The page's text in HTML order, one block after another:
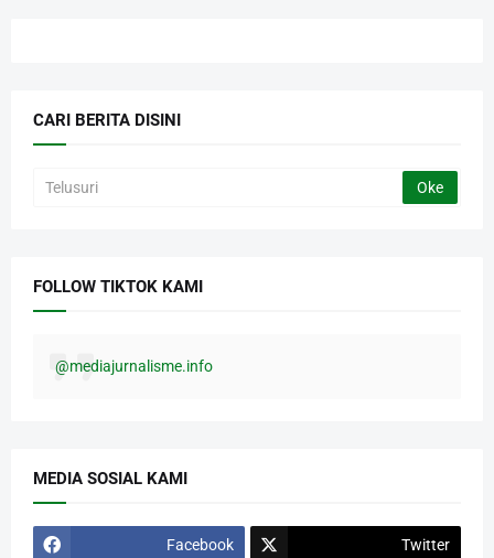
CARI BERITA DISINI
FOLLOW TIKTOK KAMI
@mediajurnalisme.info
MEDIA SOSIAL KAMI
Facebook Twitter